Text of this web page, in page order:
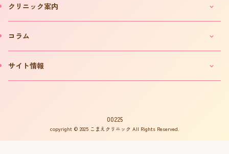
IVF(体外受精)カウンセリングのご案内
カウンセリング予約について
お問い合わせ
クリニック案内
院長プロフィール
よくある質問
コラム
インタビュー
不妊ルーム物語
サイト情報
00225
copyright © 2025 こまえクリニック All Rights Reserved.